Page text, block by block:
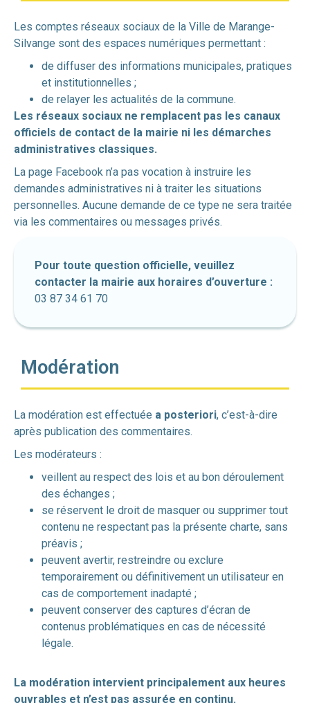
Les comptes réseaux sociaux de la Ville de Marange-
Silvange sont des espaces numériques permettant :
de diffuser des informations municipales, pratiques
et institutionnelles ;
de relayer les actualités de la commune.
Les réseaux sociaux ne remplacent pas les canaux
officiels de contact de la mairie ni les démarches
administratives classiques.
La page Facebook n’a pas vocation à instruire les
demandes administratives ni à traiter les situations
personnelles. Aucune demande de ce type ne sera traitée
via les commentaires ou messages privés.
Pour toute question officielle, veuillez
contacter la mairie aux horaires d’ouverture :
03 87 34 61 70
Modération
La modération est effectuée a posteriori, c’est-à-dire
après publication des commentaires.
Les modérateurs :
veillent au respect des lois et au bon déroulement
des échanges ;
se réservent le droit de masquer ou supprimer tout
contenu ne respectant pas la présente charte, sans
préavis ;
peuvent avertir, restreindre ou exclure
temporairement ou définitivement un utilisateur en
cas de comportement inadapté ;
peuvent conserver des captures d’écran de
contenus problématiques en cas de nécessité
légale.
La modération intervient principalement aux heures
ouvrables et n’est pas assurée en continu.